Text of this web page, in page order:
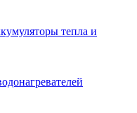
тепла и